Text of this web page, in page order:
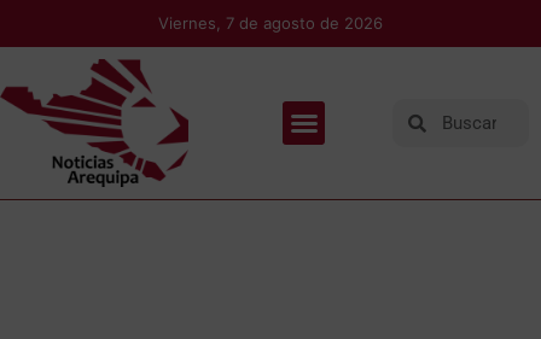
Viernes, 7 de agosto de 2026